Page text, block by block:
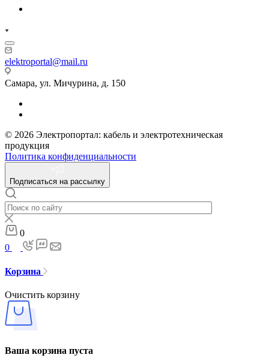
elektroportal@mail.ru
Самара, ул. Мичурина, д. 150
© 2026 Электропортал: кабель и электротехническая
продукция
Политика конфиденциальности
Подписаться на рассылку
0
0
Корзина
Очистить корзину
Ваша корзина пуста